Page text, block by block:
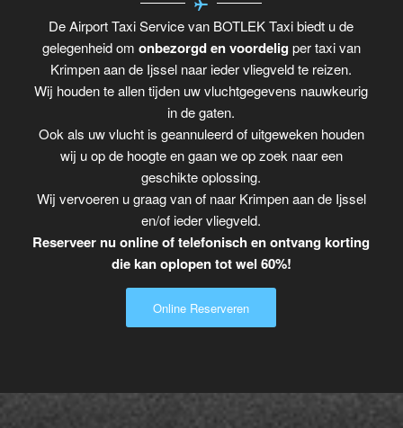
De Airport Taxi Service van BOTLEK Taxi biedt u de
gelegenheid om onbezorgd en voordelig per taxi van
Krimpen aan de Ijssel naar ieder vliegveld te reizen.
Wij houden te allen tijden uw vluchtgegevens nauwkeurig
in de gaten.
Ook als uw vlucht is geannuleerd of uitgeweken houden
wij u op de hoogte en gaan we op zoek naar een
geschikte oplossing.
Wij vervoeren u graag van of naar Krimpen aan de Ijssel
en/of ieder vliegveld.
Reserveer nu online of telefonisch en ontvang korting
die kan oplopen tot wel 60%!
Online Reserveren